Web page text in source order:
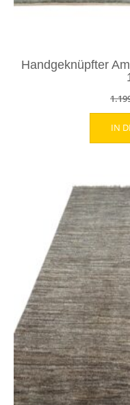
Handgeknüpfter
IN